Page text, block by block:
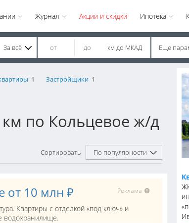
Журнал Акции и скидки Ипотека
За всё км до МКАД Еще
1 Застройщики 1
по Кольцевое ж/д
Сортировать По популярности
Реклама
от 10 млн ₽
Квартиры с отделкой «под ключ» и
водохранилище.